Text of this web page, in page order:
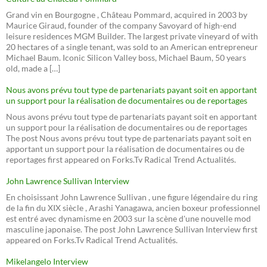
Grand vin en Bourgogne , Château Pommard, acquired in 2003 by
Maurice Giraud, founder of the company Savoyard of high-end
leisure residences MGM Builder. The largest private vineyard of with
20 hectares of a single tenant, was sold to an American entrepreneur
Michael Baum. Iconic Silicon Valley boss, Michael Baum, 50 years
old, made a […]
Nous avons prévu tout type de partenariats payant soit en apportant
un support pour la réalisation de documentaires ou de reportages
Nous avons prévu tout type de partenariats payant soit en apportant
un support pour la réalisation de documentaires ou de reportages
The post Nous avons prévu tout type de partenariats payant soit en
apportant un support pour la réalisation de documentaires ou de
reportages first appeared on Forks.Tv Radical Trend Actualités.
John Lawrence Sullivan Interview
En choisissant John Lawrence Sullivan , une figure légendaire du ring
de la fin du XIX siècle , Arashi Yanagawa, ancien boxeur professionnel
est entré avec dynamisme en 2003 sur la scène d'une nouvelle mod
masculine japonaise. The post John Lawrence Sullivan Interview first
appeared on Forks.Tv Radical Trend Actualités.
Mikelangelo Interview